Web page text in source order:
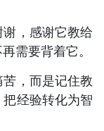
，感谢它教给
需要背着它。
，而是记住教
经验转化为智